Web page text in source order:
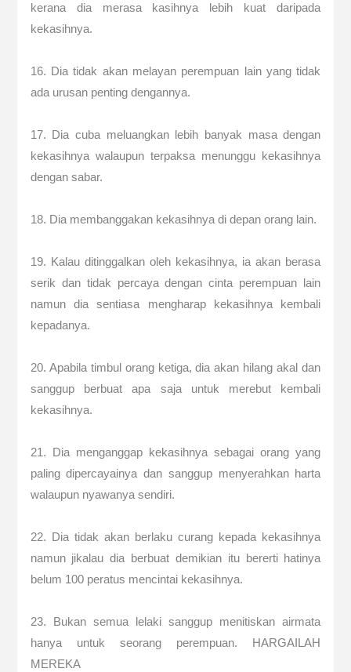
kerana dia merasa kasihnya lebih kuat daripada
kekasihnya.
16. Dia tidak akan melayan perempuan lain yang tidak
ada urusan penting dengannya.
17. Dia cuba meluangkan lebih banyak masa dengan
kekasihnya walaupun terpaksa menunggu kekasihnya
dengan sabar.
18. Dia membanggakan kekasihnya di depan orang lain.
19. Kalau ditinggalkan oleh kekasihnya, ia akan berasa
serik dan tidak percaya dengan cinta perempuan lain
namun dia sentiasa mengharap kekasihnya kembali
kepadanya.
20. Apabila timbul orang ketiga, dia akan hilang akal dan
sanggup berbuat apa saja untuk merebut kembali
kekasihnya.
21. Dia menganggap kekasihnya sebagai orang yang
paling dipercayainya dan sanggup menyerahkan harta
walaupun nyawanya sendiri.
22. Dia tidak akan berlaku curang kepada kekasihnya
namun jikalau dia berbuat demikian itu bererti hatinya
belum 100 peratus mencintai kekasihnya.
23. Bukan semua lelaki sanggup menitiskan airmata
hanya untuk seorang perempuan. HARGAILAH
MEREKA